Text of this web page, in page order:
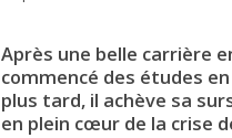
Après une belle carrière
commencé des études
plus tard, il achève sa
en plein cœur de la crise